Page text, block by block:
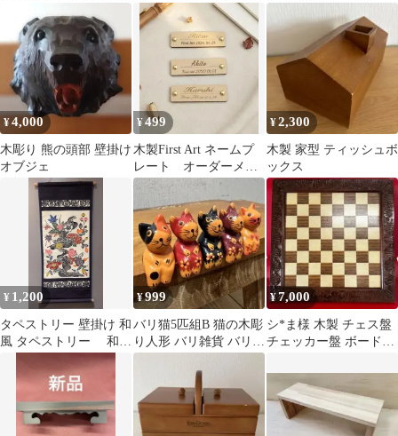
料・匿名配送
葡萄 紫 今岡都 紙
箱 茶道具
¥4,000
木彫り 熊の頭部 壁掛け
オブジェ
¥499
木製First Art ネームプ
レート オーダーメイ
ドプレート ネームタグ
¥2,300
木製 家型 ティッシュボ
ックス
¥ 1,200
タペストリー 壁掛け 和
風 タペストリー 和雑
沖縄 民芸品 壁掛
け 敷物
¥999
バリ猫5匹組B 猫の木彫
り人形 バリ雑貨 バリ島
アジアン雑貨 バリネコ
¥7,000
シ*ま様 木製 チェス盤
チェッカー盤 ボードゲ
インテリ